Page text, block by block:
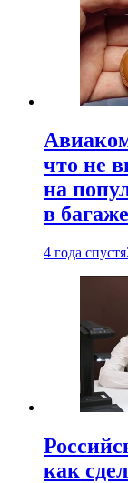
что не
на
в багаже
4 года спустя
как